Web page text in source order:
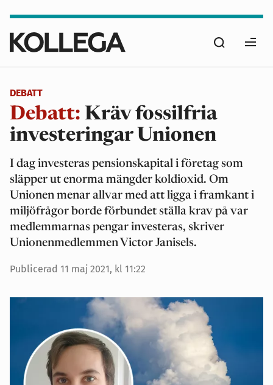
huvudinnehåll
Sök
DEBATT
Debatt: Kräv fossilfria
investeringar Unionen
I dag investeras pensionskapital i företag som
släpper ut enorma mängder koldioxid. Om
Unionen menar allvar med att ligga i framkant i
miljöfrågor borde förbundet ställa krav på var
medlemmarnas pengar investeras, skriver
Unionenmedlemmen Victor Janisels.
Publicerad 11 maj 2021, kl 11:22